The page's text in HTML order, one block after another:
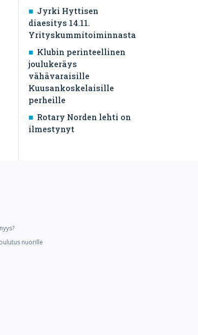
Jyrki Hyttisen
diaesitys 14.11.
Yrityskummitoiminnasta
Klubin perinteellinen
joulukeräys
vähävaraisille
Kuusankoskelaisille
perheille
Rotary Norden lehti on
ilmestynyt
nuorille